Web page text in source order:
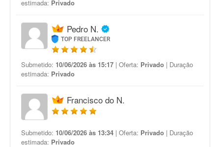
estimada: Privado
Pedro N.
TOP FREELANCER
Submetido: 10/06/2026 às 15:17 | Oferta: Privado | Duração
estimada: Privado
Francisco do N.
Submetido: 10/06/2026 às 13:34 | Oferta: Privado | Duração
estimada: Privado